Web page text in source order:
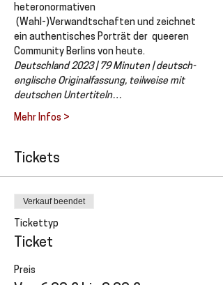
heteronormativen
(Wahl-)Verwandtschaften und zeichnet
ein authentisches Porträt der  queeren
Community Berlins von heute.
Deutschland 2023 | 79 Minuten | deutsch-
englische Originalfassung, teilweise mit
deutschen Untertiteln…
Mehr Infos >
Tickets
Verkauf beendet
Tickettyp
Ticket
Preis